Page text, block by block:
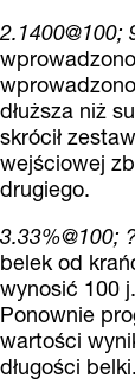
2.1400@100;
dłuższa niż
skrócił
wejściowej
drugiego.
3.33%@100;
belek od
wynosić 100
Ponownie
wartości
długości belki.